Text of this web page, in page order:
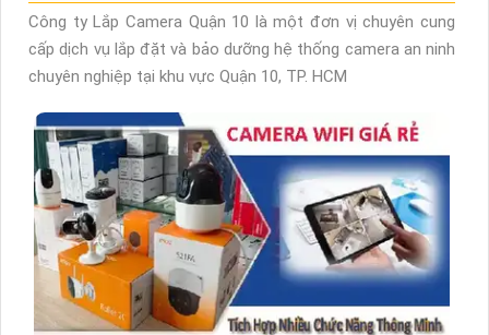
Công ty Lắp Camera Quận 10 là một đơn vị chuyên cung
cấp dịch vụ lắp đặt và bảo dưỡng hệ thống camera an ninh
chuyên nghiệp tại khu vực Quận 10, TP. HCM